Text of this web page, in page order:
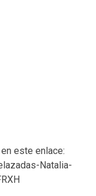
este enlace:
Natalia-